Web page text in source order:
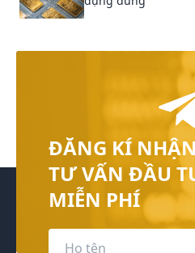
ĐĂNG KÍ
TƯ VẤN ĐẦU
MIỄN PHÍ